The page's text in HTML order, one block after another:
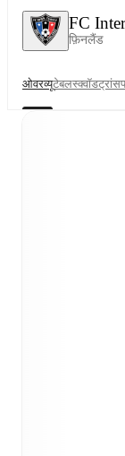
FC
फ़िनलैंड
ओवरव्यूटेबलस्क्वॉड